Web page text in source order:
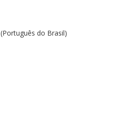
(Português do Brasil)